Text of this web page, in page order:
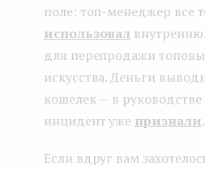
поле: топ-менеджер все
использовал
для перепродажи
искусства. Деньги
кошелек — в
инцидент уже признали.
Если вдруг вам